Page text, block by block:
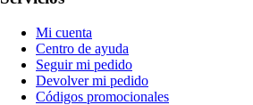
Mi cuenta
Centro de ayuda
Seguir mi pedido
Devolver mi pedido
Códigos promocionales